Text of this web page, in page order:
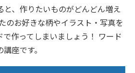
と、作りたいものがどんどん増え
のお好きな柄やイラスト・写真を
作ってしまいましょう！ ワード
座です。